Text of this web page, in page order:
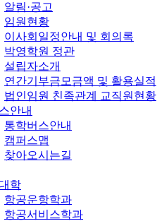
알림·공고
임원현황
이사회일정안내 및 회의록
박영학원 정관
설립자소개
연간기부금모금액 및 활용실적
법인임원 친족관계 교직원현황
안내
통학버스안내
캠퍼스맵
찾아오시는길
학
항공운항학과
항공서비스학과